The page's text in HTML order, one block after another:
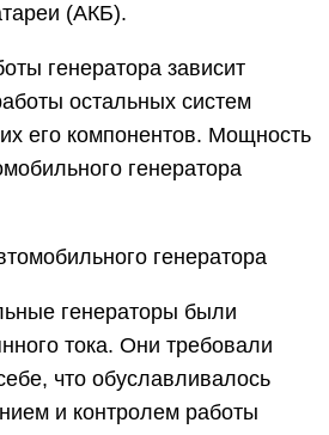
(АКБ).
генератора зависит
остальных систем
его компонентов. Мощность
генератора
генератора
генераторы были
тока. Они требовали
что обуславливалось
и контролем работы